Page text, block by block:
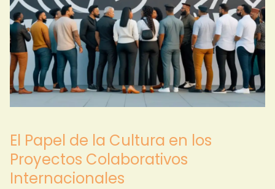
El Papel de la Cultura en los
Proyectos Colaborativos
Internacionales